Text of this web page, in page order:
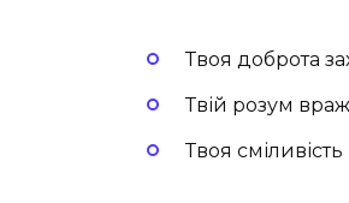
Твоя доброта
Твій розум
Твоя